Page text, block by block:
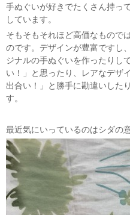
手ぬぐいが好きでたくさん持っ
しています。
そもそもそれほど高価なもので
のです。デザインが豊富ですし
ジナルの手ぬぐいを作ったりし
い！」と思ったり、レアなデザ
出合い！」と勝手に勘違いした
す。
最近気にいっているのはシダの